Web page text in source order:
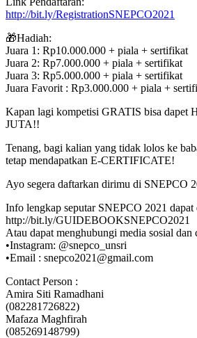
http://bit.ly/RegistrationSNEPCO2021
🎁Hadiah:
Juara 1: Rp10.000.000 + piala + sertifikat
Juara 2: Rp7.000.000 + piala + sertifikat
Juara 3: Rp5.000.000 + piala + sertifikat
Juara Favorit : Rp3.000.000 + piala +
Kapan lagi kompetisi GRATIS bisa
JUTA!!
Tenang, bagi kalian yang tidak lolos ke
tetap mendapatkan E-CERTIFICATE!
Ayo segera daftarkan dirimu di SNEPCO
Info lengkap seputar SNEPCO 2021
http://bit.ly/GUIDEBOOKSNEPCO2021
Atau dapat menghubungi media sosial dan
•Instagram: @snepco_unsri
•Email : snepco2021@gmail.com
Contact Person :
Amira Siti Ramadhani
(082281726822)
Mafaza Maghfirah
(085269148799)